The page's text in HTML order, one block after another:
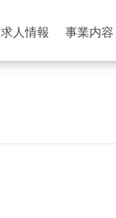
求人情報 事業内容